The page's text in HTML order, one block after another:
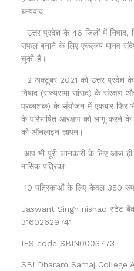
धन्यवाद
उत्तर प्रदेश के 46 जिलों में निषाद,
सफल बनाने के लिए एकलव्य मानव संदेश
चुकी हैं।
2 अक्टूबर 2021 को उत्तर प्रदेश के
निषाद (राज्यसभा सांसद) के संरक्षण
प्रकाशक) के संयोजन में एकबार फिर
के परिभाषित आरक्षण को लागू करने के
को ऑनलाइन ज्ञापन।
आप भी पूरी जानकारी के लिए आज ही
मासिक पत्रिका
10 पत्रिकाओं के लिए केवल 350
Jaswant Singh nishad स्टेट
31602629741
IFS code SBIN0003773
SBI Dharam Samaj College